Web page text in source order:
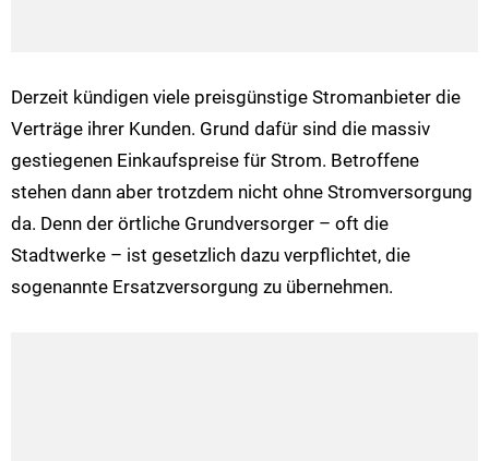
Derzeit kündigen viele preisgünstige Stromanbieter die
Verträge ihrer Kunden. Grund dafür sind die massiv
gestiegenen Einkaufspreise für Strom. Betroffene
stehen dann aber trotzdem nicht ohne Stromversorgung
da. Denn der örtliche Grundversorger – oft die
Stadtwerke – ist gesetzlich dazu verpflichtet, die
sogenannte Ersatzversorgung zu übernehmen.